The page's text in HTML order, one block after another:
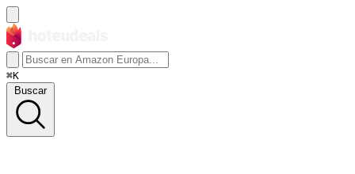
⌘K
Buscar